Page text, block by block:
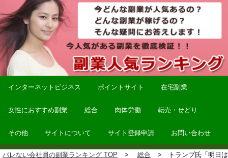
インターネットビジネス ポイントサイト 在宅副業
女性におすすめ副業 総合 肉体労働 転売・せどり
その他 サイトについて サイト登録申請 お問い合わせ
バレない会社員の副業ランキング TOP 総合
トランプ氏「明日は